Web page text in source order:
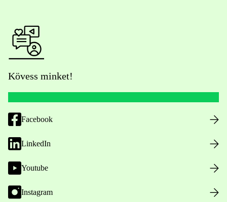
Kövess minket!
Facebook
LinkedIn
Youtube
Instagram